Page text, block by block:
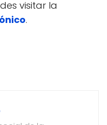
visitar la
.